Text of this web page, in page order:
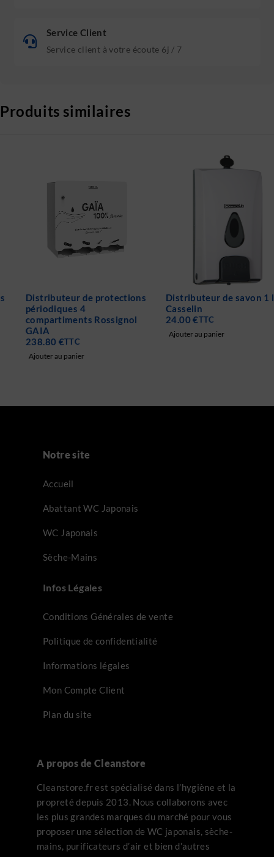
Service Client
Service client à votre écoute 6j / 7
Produits similaires
Distributeur de protections
périodiques 4
compartiments Rossignol
GAIA
238.80€TTC
Ajouter au panier
Distributeur de savon 1 litre
Casselin
24.00€TTC
Ajouter au panier
Notre site
Accueil
Abattant WC Japonais
WC Japonais
Sèche-Mains
Infos Légales
Conditions Générales de vente
Politique de confidentialité
Informations légales
Mon Compte Client
Plan du site
A propos de Cleanstore
Cleanstore.fr est spécialisé dans l’hygiène et la
propreté depuis 2013. Nous collaborons avec
les plus grandes marques du marché pour vous
proposer une sélection de WC japonais, sèche-
mains, purificateurs d’air et bien d’autres